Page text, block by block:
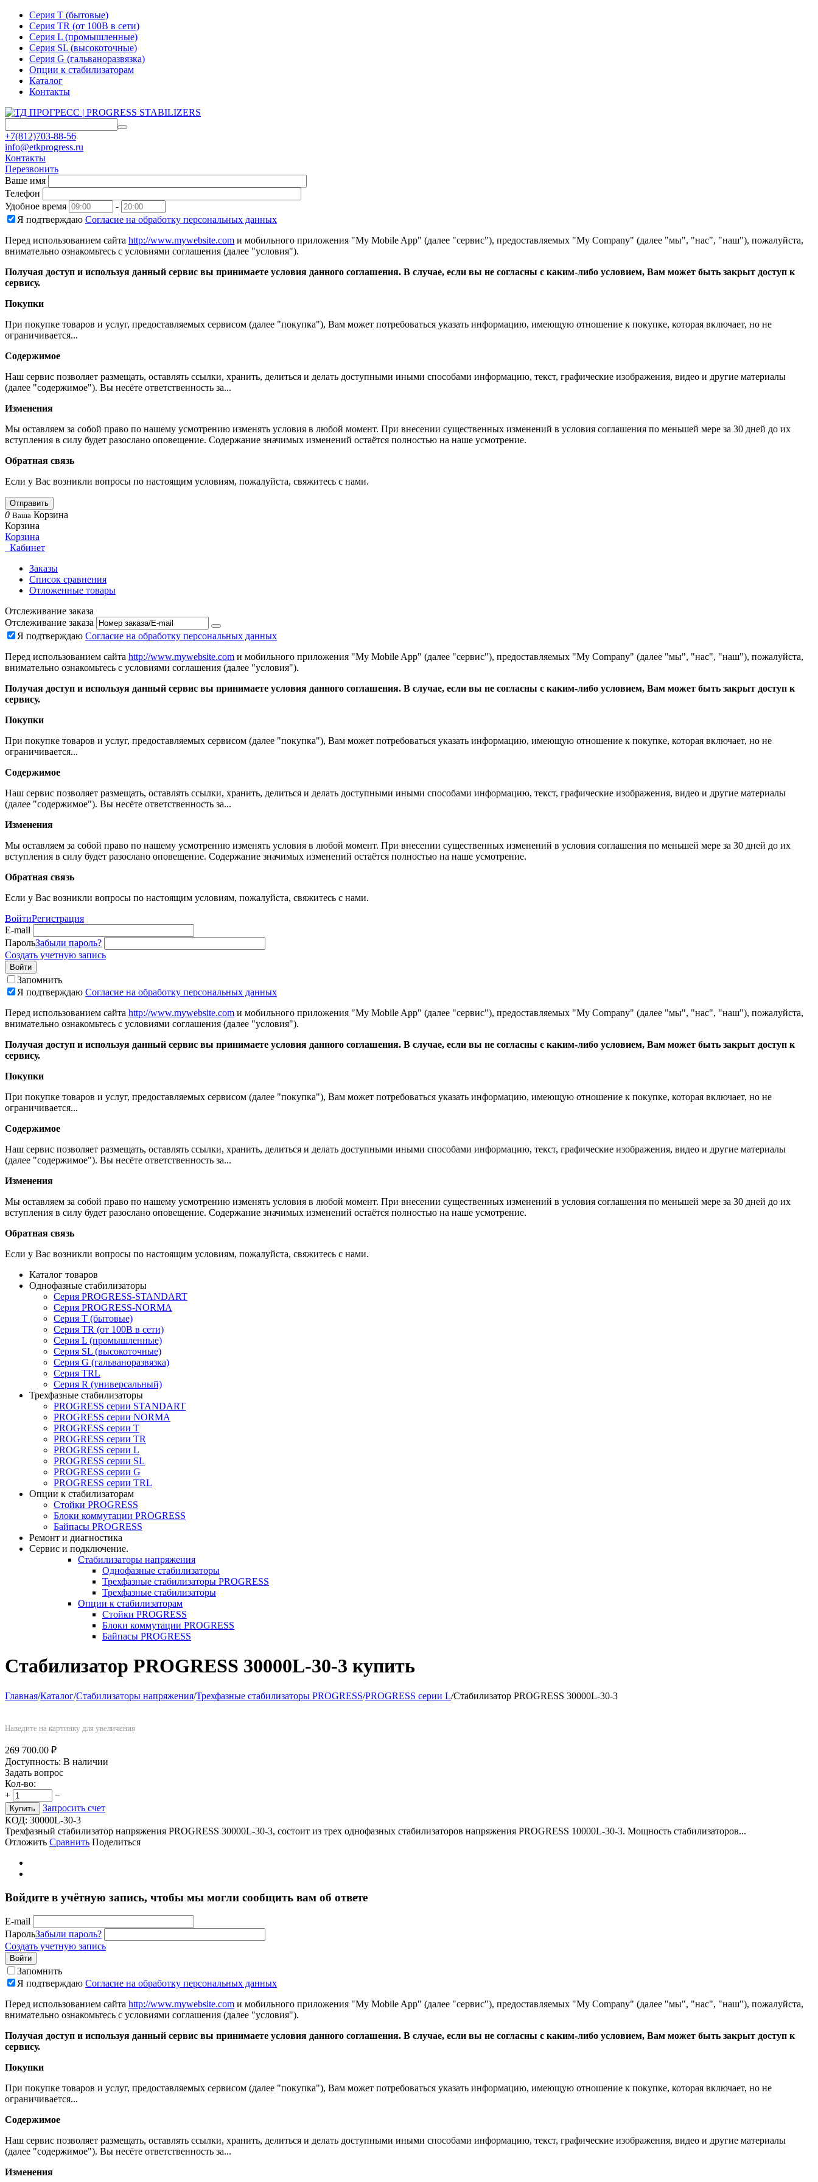
Серия T (бытовые)
Серия TR (от 100В в сети)
Серия L (промышленные)
Серия SL (высокоточные)
Серия G (гальваноразвязка)
Опции к стабилизаторам
Каталог
Контакты
+7(812)703-88-56
info@etkprogress.ru
Контакты
Перезвонить
Ваше имя
Телефон
Удобное время
-
Я подтверждаю Согласие на обработку персональных данных
Перед использованием сайта http://www.mywebsite.com и мобильного приложения "My Mobile App" (далее "сервис"), предоставляемых "My Company" (далее "мы", "нас", "наш"), пожалуйста,
внимательно ознакомьтесь с условиями соглашения (далее "условия").
Получая доступ и используя данный сервис вы принимаете условия данного соглашения. В случае, если вы не согласны с каким-либо условием, Вам может быть закрыт доступ к
сервису.
Покупки
При покупке товаров и услуг, предоставляемых сервисом (далее "покупка"), Вам может потребоваться указать информацию, имеющую отношение к покупке, которая включает, но не
ограничивается...
Содержимое
Наш сервис позволяет размещать, оставлять ссылки, хранить, делиться и делать доступными иными способами информацию, текст, графические изображения, видео и другие материалы
(далее "содержимое"). Вы несёте ответственность за...
Изменения
Мы оставляем за собой право по нашему усмотрению изменять условия в любой момент. При внесении существенных изменений в условия соглашения по меньшей мере за 30 дней до их
вступления в силу будет разослано оповещение. Содержание значимых изменений остаётся полностью на наше усмотрение.
Обратная связь
Если у Вас возникли вопросы по настоящим условиям, пожалуйста, свяжитесь с нами.
Отправить
0 Ваша Корзина
Корзина
Корзина
Кабинет
Заказы
Список сравнения
Отложенные товары
Отслеживание заказа
Отслеживание заказа
Я подтверждаю Согласие на обработку персональных данных
Перед использованием сайта http://www.mywebsite.com и мобильного приложения "My Mobile App" (далее "сервис"), предоставляемых "My Company" (далее "мы", "нас", "наш"), пожалуйста,
внимательно ознакомьтесь с условиями соглашения (далее "условия").
Получая доступ и используя данный сервис вы принимаете условия данного соглашения. В случае, если вы не согласны с каким-либо условием, Вам может быть закрыт доступ к
сервису.
Покупки
При покупке товаров и услуг, предоставляемых сервисом (далее "покупка"), Вам может потребоваться указать информацию, имеющую отношение к покупке, которая включает, но не
ограничивается...
Содержимое
Наш сервис позволяет размещать, оставлять ссылки, хранить, делиться и делать доступными иными способами информацию, текст, графические изображения, видео и другие материалы
(далее "содержимое"). Вы несёте ответственность за...
Изменения
Мы оставляем за собой право по нашему усмотрению изменять условия в любой момент. При внесении существенных изменений в условия соглашения по меньшей мере за 30 дней до их
вступления в силу будет разослано оповещение. Содержание значимых изменений остаётся полностью на наше усмотрение.
Обратная связь
Если у Вас возникли вопросы по настоящим условиям, пожалуйста, свяжитесь с нами.
ВойтиРегистрация
E-mail
ПарольЗабыли пароль?
Создать учетную запись
Войти
Запомнить
Я подтверждаю Согласие на обработку персональных данных
Перед использованием сайта http://www.mywebsite.com и мобильного приложения "My Mobile App" (далее "сервис"), предоставляемых "My Company" (далее "мы", "нас", "наш"), пожалуйста,
внимательно ознакомьтесь с условиями соглашения (далее "условия").
Получая доступ и используя данный сервис вы принимаете условия данного соглашения. В случае, если вы не согласны с каким-либо условием, Вам может быть закрыт доступ к
сервису.
Покупки
При покупке товаров и услуг, предоставляемых сервисом (далее "покупка"), Вам может потребоваться указать информацию, имеющую отношение к покупке, которая включает, но не
ограничивается...
Содержимое
Наш сервис позволяет размещать, оставлять ссылки, хранить, делиться и делать доступными иными способами информацию, текст, графические изображения, видео и другие материалы
(далее "содержимое"). Вы несёте ответственность за...
Изменения
Мы оставляем за собой право по нашему усмотрению изменять условия в любой момент. При внесении существенных изменений в условия соглашения по меньшей мере за 30 дней до их
вступления в силу будет разослано оповещение. Содержание значимых изменений остаётся полностью на наше усмотрение.
Обратная связь
Если у Вас возникли вопросы по настоящим условиям, пожалуйста, свяжитесь с нами.
Каталог товаров
Однофазные стабилизаторы
Серия PROGRESS-STANDART
Серия PROGRESS-NORMA
Серия T (бытовые)
Серия TR (от 100В в сети)
Серия L (промышленные)
Серия SL (высокоточные)
Серия G (гальваноразвязка)
Серия TRL
Серия R (универсальный)
Трехфазные стабилизаторы
PROGRESS cерии STANDART
PROGRESS cерии NORMA
PROGRESS серии Т
PROGRESS серии ТR
PROGRESS серии L
PROGRESS серии SL
PROGRESS серии G
PROGRESS серии TRL
Опции к стабилизаторам
Стойки PROGRESS
Блоки коммутации PROGRESS
Байпасы PROGRESS
Ремонт и диагностика
Сервис и подключение.
Стабилизаторы напряжения
Однофазные стабилизаторы
Трехфазные стабилизаторы PROGRESS
Трехфазные стабилизаторы
Опции к стабилизаторам
Стойки PROGRESS
Блоки коммутации PROGRESS
Байпасы PROGRESS
Стабилизатор PROGRESS 30000L-30-3 купить
Главная/Каталог/Стабилизаторы напряжения/Трехфазные стабилизаторы PROGRESS/PROGRESS серии L/Стабилизатор PROGRESS 30000L-30-3
Наведите на картинку для увеличения
269 700.00 ₽
Доступность: В наличии
Задать вопрос
Кол-во:
+
−
Купить
Запросить счет
КОД: 30000L-30-3
Трехфазный стабилизатор напряжения PROGRESS 30000L-30-3, состоит из трех однофазных стабилизаторов напряжения PROGRESS 10000L-30-3. Мощность стабилизаторов...
Отложить Сравнить Поделиться
Войдите в учётную запись, чтобы мы могли сообщить вам об ответе
E-mail
ПарольЗабыли пароль?
Создать учетную запись
Войти
Запомнить
Я подтверждаю Согласие на обработку персональных данных
Перед использованием сайта http://www.mywebsite.com и мобильного приложения "My Mobile App" (далее "сервис"), предоставляемых "My Company" (далее "мы", "нас", "наш"), пожалуйста,
внимательно ознакомьтесь с условиями соглашения (далее "условия").
Получая доступ и используя данный сервис вы принимаете условия данного соглашения. В случае, если вы не согласны с каким-либо условием, Вам может быть закрыт доступ к
сервису.
Покупки
При покупке товаров и услуг, предоставляемых сервисом (далее "покупка"), Вам может потребоваться указать информацию, имеющую отношение к покупке, которая включает, но не
ограничивается...
Содержимое
Наш сервис позволяет размещать, оставлять ссылки, хранить, делиться и делать доступными иными способами информацию, текст, графические изображения, видео и другие материалы
(далее "содержимое"). Вы несёте ответственность за...
Изменения